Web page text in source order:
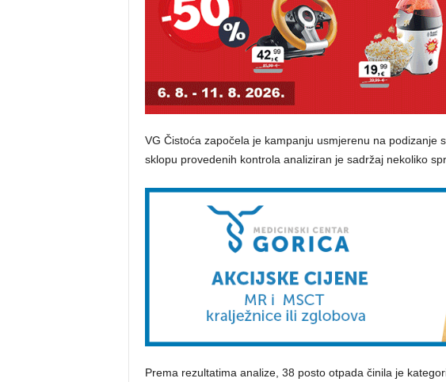
VG Čistoća započela je kampanju usmjerenu na podizanje
sklopu provedenih kontrola analiziran je sadržaj nekoliko
Prema rezultatima analize, 38 posto otpada činila je